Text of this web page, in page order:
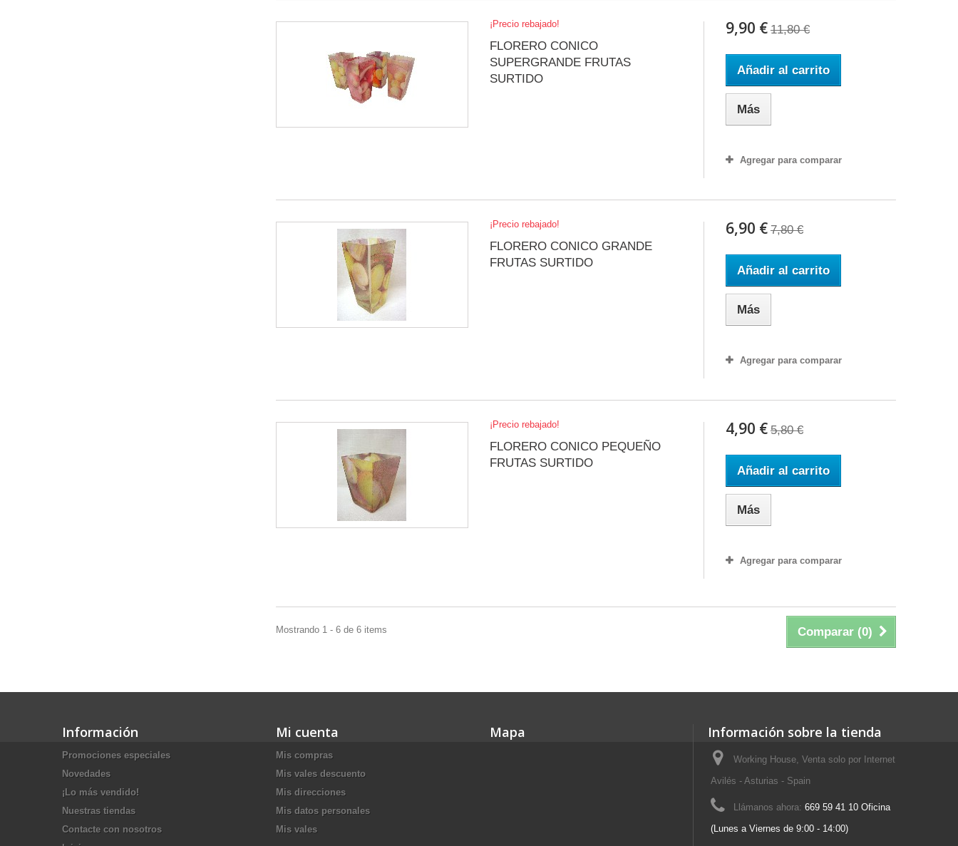
¡Precio rebajado!
FLORERO CONICO
SUPERGRANDE FRUTAS
SURTIDO
9,90 € 11,80 €
Añadir al carrito
Más
Agregar para comparar
¡Precio rebajado!
FLORERO CONICO GRANDE
FRUTAS SURTIDO
6,90 € 7,80 €
Añadir al carrito
Más
Agregar para comparar
¡Precio rebajado!
FLORERO CONICO PEQUEÑO
FRUTAS SURTIDO
4,90 € 5,80 €
Añadir al carrito
Más
Agregar para comparar
Comparar (0)
Mostrando 1 - 6 de 6 items
Información
Promociones especiales
Novedades
¡Lo más vendido!
Nuestras tiendas
Contacte con nosotros
Mi cuenta
Mis compras
Mis vales descuento
Mis direcciones
Mis datos personales
Mis vales
Mapa Información sobre la tienda
Working House, Venta solo por Internet
Avilés - Asturias - Spain
Llámanos ahora: 669 59 41 10 Oficina
(Lunes a Viernes de 9:00 - 14:00)